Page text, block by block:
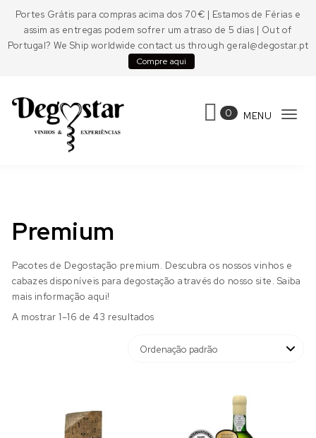
Portes Grátis para compras acima dos 70€ | Estamos de Férias e
assim as entregas podem sofrer um atraso de 5 dias | Out of
Portugal? We Ship worldwide contact us through geral@degostar.pt
Compre aqui
0 MENU
Premium
Pacotes de Degostação premium. Descubra os nossos vinhos e
cabazes disponíveis para degostação através do nosso site. Saiba
mais informação aqui!
A mostrar 1–16 de 43 resultados